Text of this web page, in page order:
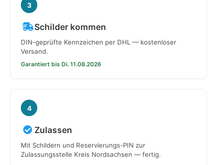
3
Schilder kommen
DIN-geprüfte Kennzeichen per DHL — kostenloser
Versand.
Garantiert bis Di. 11.08.2026
4
Zulassen
Mit Schildern und Reservierungs-PIN zur
Zulassungsstelle Kreis Nordsachsen — fertig.